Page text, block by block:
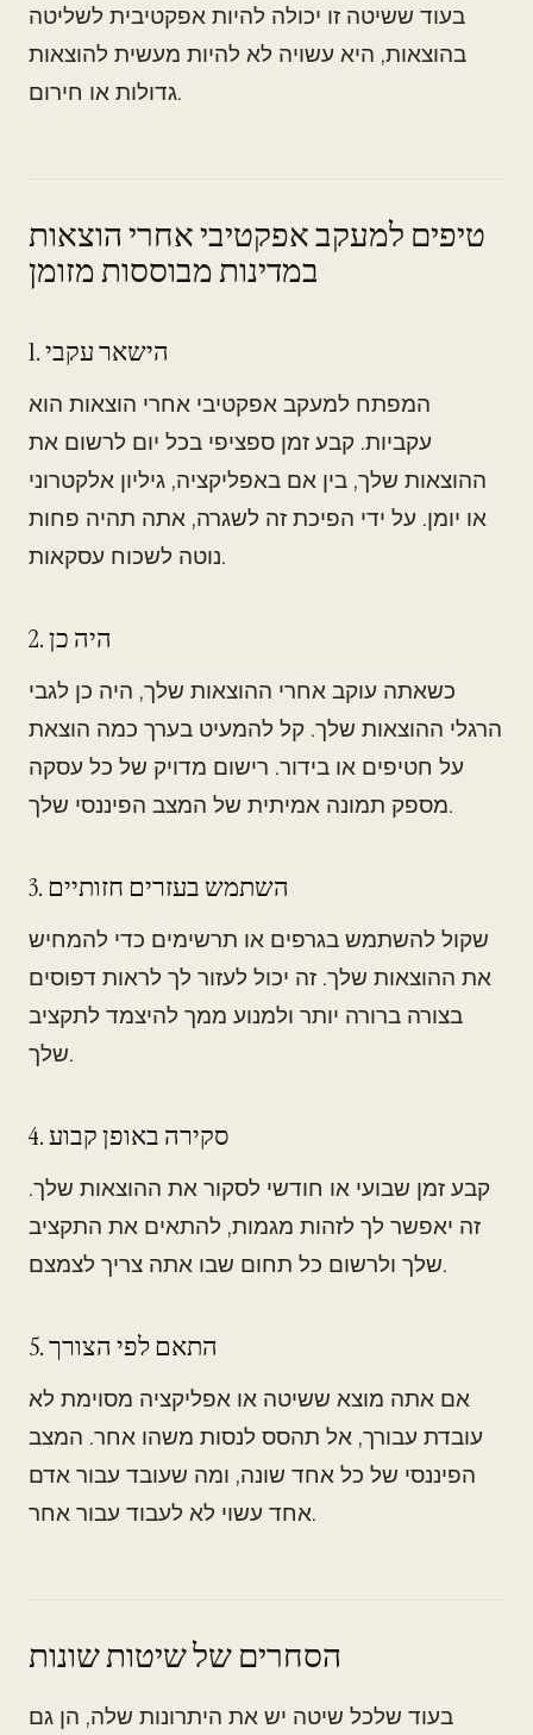
בעוד ששיטה זו יכולה להיות אפקטיבית לשליטה
בהוצאות, היא עשויה לא להיות מעשית להוצאות
גדולות או חירום.
טיפים למעקב אפקטיבי אחרי הוצאות
במדינות מבוססות מזומן
1. הישאר עקבי
המפתח למעקב אפקטיבי אחרי הוצאות הוא
עקביות. קבע זמן ספציפי בכל יום לרשום את
ההוצאות שלך, בין אם באפליקציה, גיליון אלקטרוני
או יומן. על ידי הפיכת זה לשגרה, אתה תהיה פחות
נוטה לשכוח עסקאות.
2. היה כן
כשאתה עוקב אחרי ההוצאות שלך, היה כן לגבי
הרגלי ההוצאות שלך. קל להמעיט בערך כמה הוצאת
על חטיפים או בידור. רישום מדויק של כל עסקה
מספק תמונה אמיתית של המצב הפיננסי שלך.
3. השתמש בעזרים חזותיים
שקול להשתמש בגרפים או תרשימים כדי להמחיש
את ההוצאות שלך. זה יכול לעזור לך לראות דפוסים
בצורה ברורה יותר ולמנוע ממך להיצמד לתקציב
שלך.
4. סקירה באופן קבוע
קבע זמן שבועי או חודשי לסקור את ההוצאות שלך.
זה יאפשר לך לזהות מגמות, להתאים את התקציב
שלך ולרשום כל תחום שבו אתה צריך לצמצם.
5. התאם לפי הצורך
אם אתה מוצא ששיטה או אפליקציה מסוימת לא
עובדת עבורך, אל תהסס לנסות משהו אחר. המצב
הפיננסי של כל אחד שונה, ומה שעובד עבור אדם
אחד עשוי לא לעבוד עבור אחר.
הסחרים של שיטות שונות
בעוד שלכל שיטה יש את היתרונות שלה, הן גם